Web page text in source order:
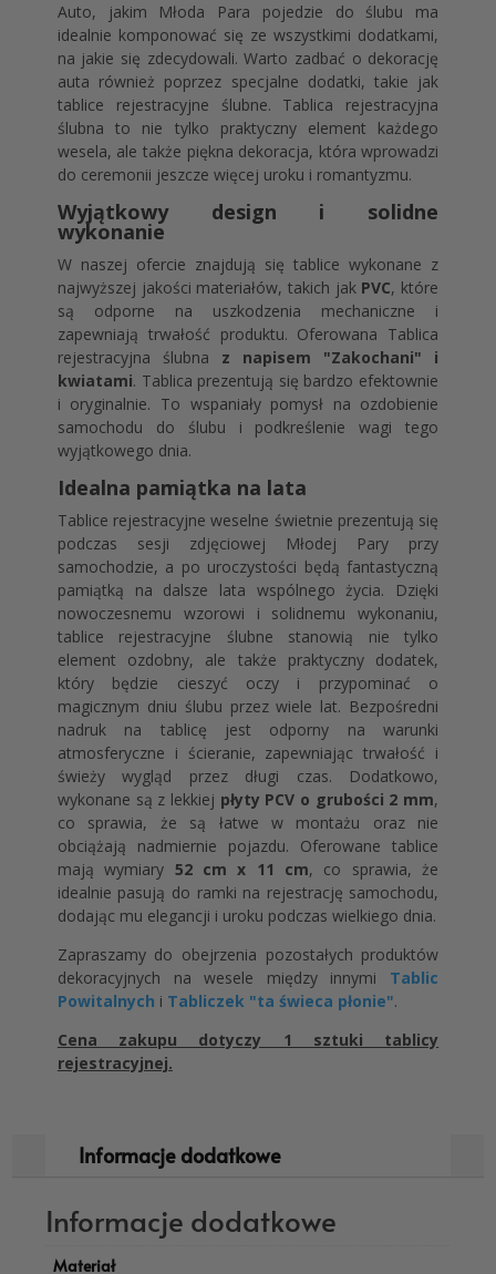
Auto, jakim Młoda Para pojedzie do ślubu ma
idealnie komponować się ze wszystkimi dodatkami,
na jakie się zdecydowali. Warto zadbać o dekorację
auta również poprzez specjalne dodatki, takie jak
tablice rejestracyjne ślubne. Tablica rejestracyjna
ślubna to nie tylko praktyczny element każdego
wesela, ale także piękna dekoracja, która wprowadzi
do ceremonii jeszcze więcej uroku i romantyzmu.
Wyjątkowy design i solidne
wykonanie
W naszej ofercie znajdują się tablice wykonane z
najwyższej jakości materiałów, takich jak PVC, które
są odporne na uszkodzenia mechaniczne i
zapewniają trwałość produktu. Oferowana Tablica
rejestracyjna ślubna z napisem "Zakochani" i
kwiatami. Tablica prezentują się bardzo efektownie
i oryginalnie. To wspaniały pomysł na ozdobienie
samochodu do ślubu i podkreślenie wagi tego
wyjątkowego dnia.
Idealna pamiątka na lata
Tablice rejestracyjne weselne świetnie prezentują się
podczas sesji zdjęciowej Młodej Pary przy
samochodzie, a po uroczystości będą fantastyczną
pamiątką na dalsze lata wspólnego życia. Dzięki
nowoczesnemu wzorowi i solidnemu wykonaniu,
tablice rejestracyjne ślubne stanowią nie tylko
element ozdobny, ale także praktyczny dodatek,
który będzie cieszyć oczy i przypominać o
magicznym dniu ślubu przez wiele lat. Bezpośredni
nadruk na tablicę jest odporny na warunki
atmosferyczne i ścieranie, zapewniając trwałość i
świeży wygląd przez długi czas. Dodatkowo,
wykonane są z lekkiej płyty PCV o grubości 2 mm,
co sprawia, że są łatwe w montażu oraz nie
obciążają nadmiernie pojazdu. Oferowane tablice
mają wymiary 52 cm x 11 cm, co sprawia, że
idealnie pasują do ramki na rejestrację samochodu,
dodając mu elegancji i uroku podczas wielkiego dnia.
Zapraszamy do obejrzenia pozostałych produktów
dekoracyjnych na wesele między innymi Tablic
Powitalnych i Tabliczek "ta świeca płonie".
Cena zakupu dotyczy 1 sztuki tablicy
rejestracyjnej.
Informacje dodatkowe
Informacje dodatkowe
Materiał